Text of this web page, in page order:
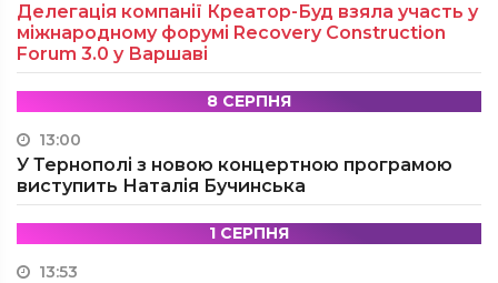
Делегація компанії Креатор-Буд взяла участь у
міжнародному форумі Recovery Construction
Forum 3.0 у Варшаві
8 СЕРПНЯ
13:00
У Тернополі з новою концертною програмою
виступить Наталія Бучинська
1 СЕРПНЯ
13:53